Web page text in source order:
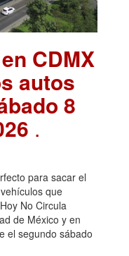
CDMX
autos
8
.
para sacar el
que
No Circula
de México y en
el segundo sábado